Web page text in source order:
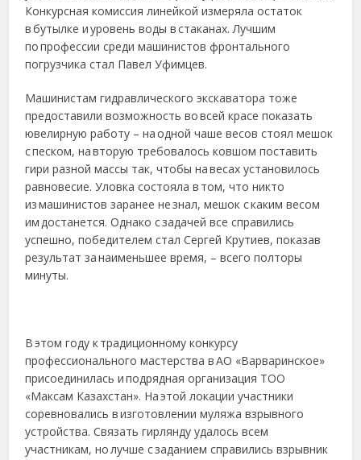
Конкурсная комиссия линейкой измеряла остаток
в бутылке и уровень воды в стаканах. Лучшим
по профессии среди машинистов фронтального
погрузчика стал Павел Уфимцев.
Машинистам гидравлического экскаватора тоже
предоставили возможность во всей красе показать
ювелирную работу – на одной чаше весов стоял мешок
с песком, на вторую требовалось ковшом поставить
гири разной массы так, чтобы на весах установилось
равновесие. Уловка состояла в том, что никто
из машинистов заранее не знал, мешок с каким весом
им достанется. Однако с задачей все справились
успешно, победителем стал Сергей Крутиев, показав
результат за наименьшее время, – всего полторы
минуты.
В этом году к традиционному конкурсу
профессионального мастерства в АО «Варваринское»
присоединилась и подрядная организация ТОО
«Максам Казахстан». На этой локации участники
соревновались в изготовлении муляжа взрывного
устройства. Связать гирлянду удалось всем
участникам, но лучше с заданием справились взрывник